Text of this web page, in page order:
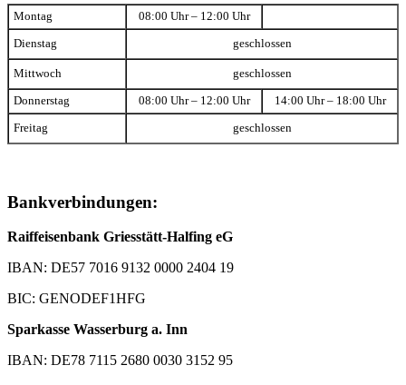
Montag 08:00 Uhr – 12:00 Uhr
Dienstag geschlossen
Mittwoch geschlossen
Donnerstag 08:00 Uhr – 12:00 Uhr 14:00 Uhr – 18:00 Uhr
Freitag geschlossen
Bankverbindungen:
Raiffeisenbank Griesstätt-Halfing eG
IBAN: DE57 7016 9132 0000 2404 19
BIC: GENODEF1HFG
Sparkasse Wasserburg a. Inn
IBAN: DE78 7115 2680 0030 3152 95